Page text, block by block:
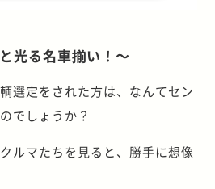
光る名車揃い！～
選定をされた方は、なんてセン
でしょうか？
ルマたちを見ると、勝手に想像